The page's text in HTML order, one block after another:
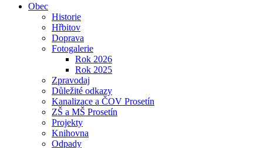
Obec
Historie
Hřbitov
Doprava
Fotogalerie
Rok 2026
Rok 2025
Zpravodaj
Důležité odkazy
Kanalizace a ČOV Prosetín
ZŠ a MŠ Prosetín
Projekty
Knihovna
Odpady